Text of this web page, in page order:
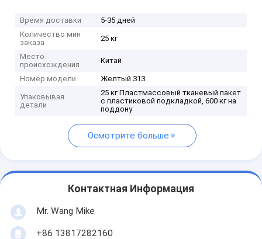
Время доставки
5-35 дней
Количество мин
заказа
25 кг
Место
происхождения
Китай
Номер модели Желтый 313
Упаковывая
детали
25 кг Пластмассовый тканевый пакет
с пластиковой подкладкой, 600 кг на
поддону
Осмотрите больше
Контактная Информация
Mr. Wang Mike
+86 13817282160